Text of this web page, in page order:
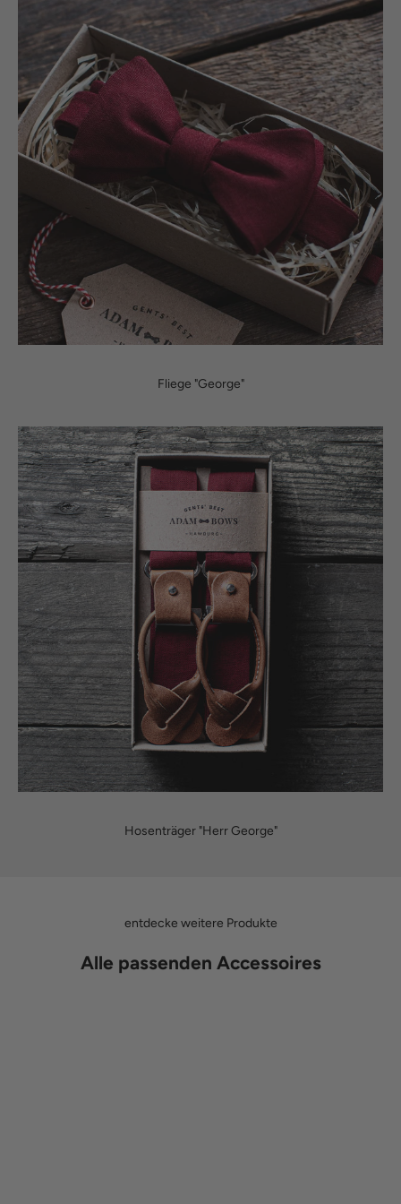
Fliege "George"
Hosenträger "Herr George"
entdecke weitere Produkte
Alle passenden Accessoires